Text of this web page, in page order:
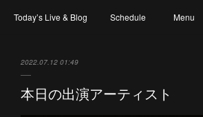
Today’s Live & Blog Schedule Menu
2022.07.12 01:49
本日の出演アーティスト